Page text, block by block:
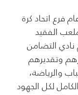
فرع اتحاد كرة
الفقيد
نادي التضامن
وتقديرهم
والرياضة،
لكل الجهود